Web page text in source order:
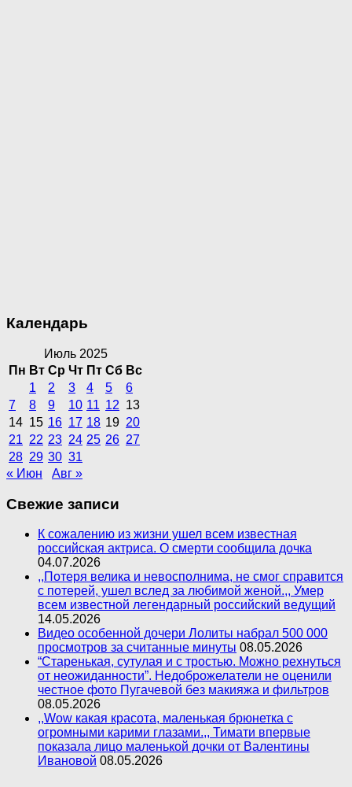
Календарь
Июль 2025
Пн Вт Ср Чт Пт Сб Вс
1
2 3 4 5
6
7
8 9 10 11 12 13
14 15 16 17 18 19 20
21 22 23 24 25 26 27
28 29 30 31
« Июн
Авг »
Свежие записи
К сожалению из жизни ушел всем известная
российская актриса. О смерти сообщила дочка
04.07.2026
,,Потеря велика и невосполнима, не смог справится
с потерей, ушел вслед за любимой женой.,, Умер
всем известной легендарный российский ведущий
14.05.2026
Видео особенной дочери Лолиты набрал 500 000
просмотров за считанные минуты 08.05.2026
“Старенькая, сутулая и с тростью. Можно рехнуться
от неожиданности”. Недоброжелатели не оценили
честное фото Пугачевой без макияжа и фильтров
08.05.2026
,,Wow какая красота, маленькая брюнетка с
огромными карими глазами.,, Тимати впервые
показала лицо маленькой дочки от Валентины
Ивановой 08.05.2026